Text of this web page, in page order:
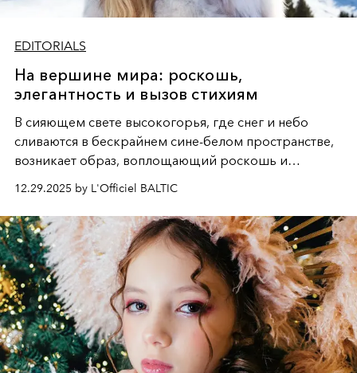
EDITORIALS
На вершине мира: роскошь,
элегантность и вызов стихиям
В сияющем свете высокогорья, где снег и небо
сливаются в бескрайнем сине-белом пространстве,
возникает образ, воплощающий роскошь и
в пышную белизну меха, то в огненный силуэт на
лыжах, становится центром этой снежной симфонии,
где каждая деталь - от шапки до лыжных палок -
подчеркивает безупречный вкус и хладнокровную
элегантность, визуализируя поэму о женственности,
которая не боится вызова стихий и диктует свои
правила даже на вершине мира.
12.29.2025 by L'Officiel BALTIC